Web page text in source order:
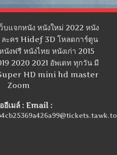
บแจกหนัง หนังใหม่ 2022 หนัง
ละคร Hidef 3D โหลดการ์ตูน
งฟรี หนังไทย หนังเก่า 2015
2020 2021 อัพเดท ทุกวัน มี
Super HD mini hd master
Zoom
อีเมล์ : Email :